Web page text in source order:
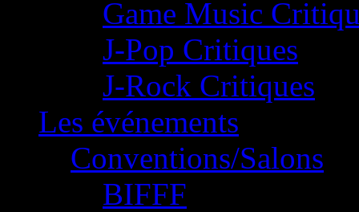
Game Music
J-Pop Critiques
J-Rock Critiques
Les événements
Conventions/Salons
BIFFF